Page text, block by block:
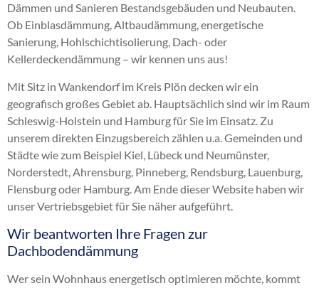
Dämmen und Sanieren Bestandsgebäuden und Neubauten.
Ob Einblasdämmung, Altbaudämmung, energetische
Sanierung, Hohlschichtisolierung, Dach- oder
Kellerdeckendämmung – wir kennen uns aus!
Mit Sitz in Wankendorf im Kreis Plön decken wir ein
geografisch großes Gebiet ab. Hauptsächlich sind wir im Raum
Schleswig-Holstein und Hamburg für Sie im Einsatz. Zu
unserem direkten Einzugsbereich zählen u.a. Gemeinden und
Städte wie zum Beispiel Kiel, Lübeck und Neumünster,
Norderstedt, Ahrensburg, Pinneberg, Rendsburg, Lauenburg,
Flensburg oder Hamburg. Am Ende dieser Website haben wir
unser Vertriebsgebiet für Sie näher aufgeführt.
Wir beantworten Ihre Fragen zur
Dachbodendämmung
Wer sein Wohnhaus energetisch optimieren möchte, kommt